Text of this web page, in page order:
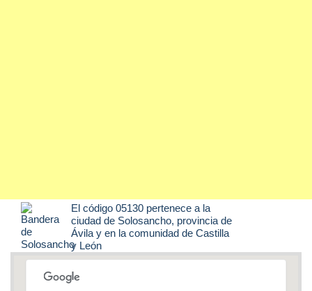
El código 05130 pertenece a la
ciudad de Solosancho, provincia de
Ávila y en la comunidad de Castilla
y León